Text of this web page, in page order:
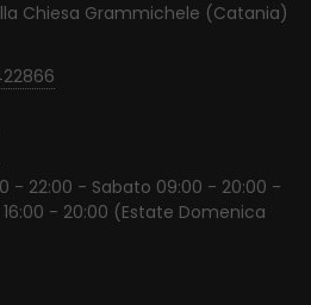
Chiesa Grammichele (Catania)
- 22:00 - Sabato 09:00 - 20:00 -
- 20:00 (Estate Domenica